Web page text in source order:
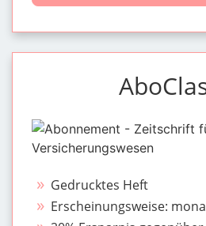
Gedrucktes Heft
Erscheinungsweise: